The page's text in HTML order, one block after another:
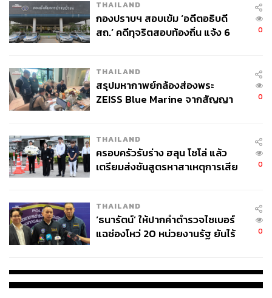
พร้อมด้วยมุกตลกขบขันและฉากแอ็กชันที่เข้ามาเสริมให้
ภาพยนตร์บ้าคลั่งยิ่งไปกว่าเดิม
12 พฤษภาคมนี้ ในโรงภาพยนตร์
รับชมตัวอย่างได้ที่นี่
Swiss Army Man
THAILAND
กองปราบฯ สอบเข้ม ‘อดีตอธิบดี
สถ.’ คดีทุจริตสอบท้องถิ่น แจ้ง 6
0
THAILAND
สรุปมหากาพย์กล้องส่องพระ
ZEISS Blue Marine จากสัญญา
จ่ายหนี้-แอบระบุแบรนด์
0
THAILAND
ครอบครัวรับร่าง ฮลุน โซโล่ แล้ว
เตรียมส่งชันสูตรหาสาเหตุการเสีย
0
THAILAND
‘ธนารัตน์’ ให้ปากคำตำรวจไซเบอร์
แฉช่องโหว่ 20 หน่วยงานรัฐ ยันไร้
0